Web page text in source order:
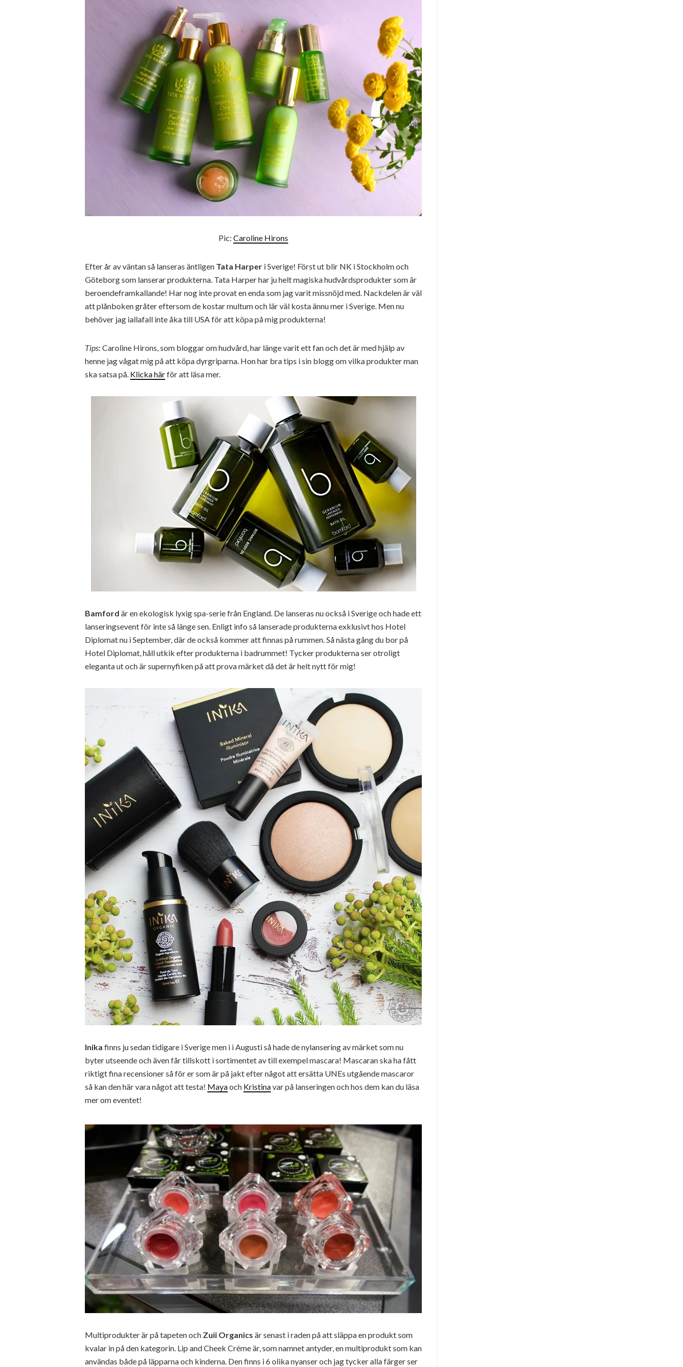
Pic:Caroline Hirons
Efter år av väntan så lanseras äntligen Tata Harper i Sverige! Först ut blir NK i Stockholm och
Göteborg som lanserar produkterna. Tata Harper har ju helt magiska hudvårdsprodukter som är
beroendeframkallande! Har nog inte provat en enda som jag varit missnöjd med. Nackdelen är väl
att plånboken gråter eftersom de kostar multum och lär väl kosta ännu mer i Sverige. Men nu
behöver jag iallafall inte åka till USA för att köpa på mig produkterna!
Tips: Caroline Hirons, som bloggar om hudvård, har länge varit ett fan och det är med hjälp av
henne jag vågat mig på att köpa dyrgriparna. Hon har bra tips i sin blogg om vilka produkter man
ska satsa på. Klicka härför att läsa mer.
Bamford är en ekologisk lyxig spa-serie från England. De lanseras nu också i Sverige och hade ett
lanseringsevent för inte så länge sen. Enligt info så lanserade produkterna exklusivt hos Hotel
Diplomat nu i September, där de också kommer att finnas på rummen. Så nästa gång du bor på
Hotel Diplomat, håll utkik efter produkterna i badrummet! Tycker produkterna ser otroligt
eleganta ut och är supernyfiken på att prova märket då det är helt nytt för mig!
Inika finns ju sedan tidigare i Sverige men i i Augusti så hade de nylansering av märket som nu
byter utseende och även får tillskott i sortimentet av till exempel mascara! Mascaran ska ha fått
riktigt fina recensioner så för er som är på jakt efter något att ersätta UNEs utgående mascaror
så kan den här vara något att testa! Mayaoch Kristinavar på lanseringen och hos dem kan du läsa
mer om eventet!
Multiprodukter är på tapeten och Zuii Organics är senast i raden på att släppa en produkt som
kvalar in på den kategorin. Lip and Cheek Créme är, som namnet antyder, en multiprodukt som kan
användas både på läpparna och kinderna. Den finns i 6 olika nyanser och jag tycker alla färger ser